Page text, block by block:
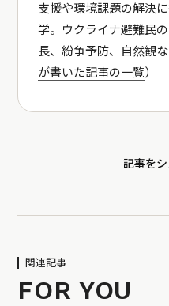
支援や環境課題の解決
学。ウクライナ避難民
長、紛争予防、自然観
が書いた記事の一覧）
記事を
関連記事
FOR YOU